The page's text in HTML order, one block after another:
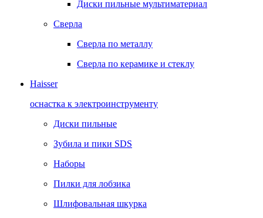
Диски пильные мультиматериал
Сверла
Сверла по металлу
Сверла по керамике и стеклу
Haisser
оснастка к электроинструменту
Диски пильные
Зубила и пики SDS
Наборы
Пилки для лобзика
Шлифовальная шкурка